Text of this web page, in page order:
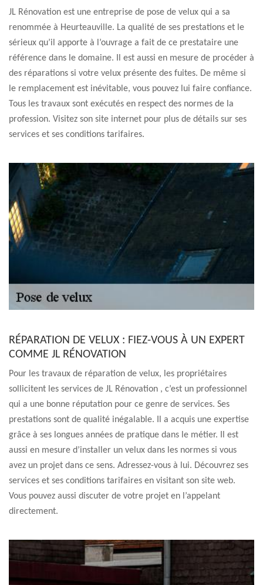
JL Rénovation est une entreprise de pose de velux qui a sa
renommée à Heurteauville. La qualité de ses prestations et le
sérieux qu’il apporte à l’ouvrage a fait de ce prestataire une
référence dans le domaine. Il est aussi en mesure de procéder à
des réparations si votre velux présente des fuites. De même si
le remplacement est inévitable, vous pouvez lui faire confiance.
Tous les travaux sont exécutés en respect des normes de la
profession. Visitez son site internet pour plus de détails sur ses
services et ses conditions tarifaires.
RÉPARATION DE VELUX : FIEZ-VOUS À UN EXPERT
COMME JL RÉNOVATION
Pour les travaux de réparation de velux, les propriétaires
sollicitent les services de JL Rénovation , c’est un professionnel
qui a une bonne réputation pour ce genre de services. Ses
prestations sont de qualité inégalable. Il a acquis une expertise
grâce à ses longues années de pratique dans le métier. Il est
aussi en mesure d’installer un velux dans les normes si vous
avez un projet dans ce sens. Adressez-vous à lui. Découvrez ses
services et ses conditions tarifaires en visitant son site web.
Vous pouvez aussi discuter de votre projet en l’appelant
directement.